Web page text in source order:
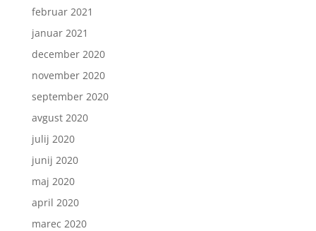
februar 2021
januar 2021
december 2020
november 2020
september 2020
avgust 2020
julij 2020
junij 2020
maj 2020
april 2020
marec 2020